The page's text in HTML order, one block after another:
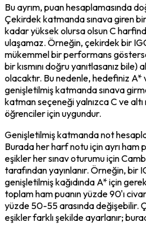
Bu ayrım, puan hesaplamasında
Çekirdek katmanda sınava giren
kadar yüksek olursa olsun C
ulaşamaz. Örneğin, çekirdek bir
mükemmel bir performans
bir kısmını doğru yanıtlasanız bile)
olacaktır. Bu nedenle, hedefiniz
genişletilmiş katmanda sınava
katman seçeneği yalnızca C ve
öğrenciler için uygundur.
Genişletilmiş katmanda not
Burada her harf notu için ayrı ham
eşikler her sınav oturumu için
tarafından yayınlanır. Örneğin, bir
genişletilmiş kağıdında A* için
toplam ham puanın yüzde 90'ı
yüzde 50-55 arasında değişebilir.
eşikler farklı şekilde ayarlanır;